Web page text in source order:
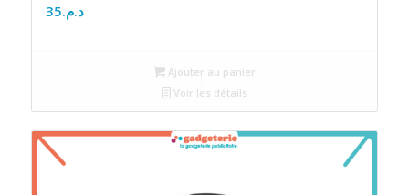
د.م.35
Ajouter au panier
Voir les détails